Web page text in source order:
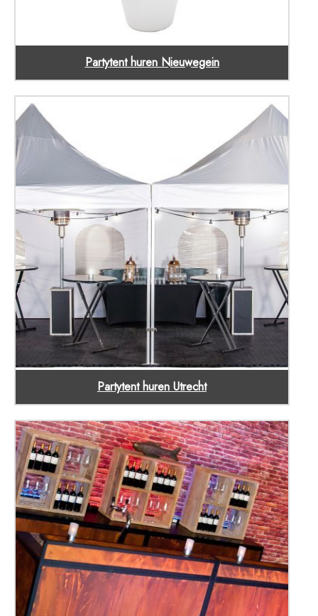
Partytent huren Nieuwegein
Partytent huren Utrecht